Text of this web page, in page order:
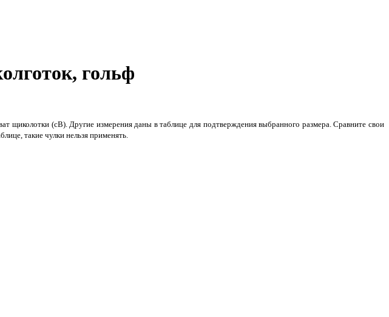
гольф
щиколотки (cB). Другие измерения даны в таблице для подтверждения выбранного размера. Сравните свои
такие чулки нельзя применять.